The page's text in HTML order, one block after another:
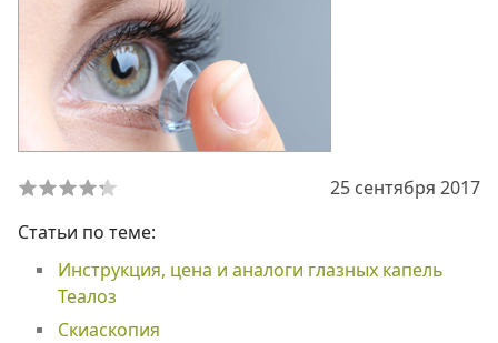
25 сентября 2017
Статьи по теме:
Инструкция, цена и аналоги глазных капель
Теалоз
Скиаскопия